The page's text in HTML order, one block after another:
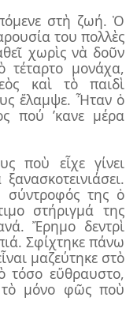
στὴ ζωή. Ὁ
του πολλὲς
χωρὶς νὰ δοῦν
μονάχα,
καὶ τὸ παιδὶ
ἔλαμψε. Ἦταν ὁ
πού ’κανε μέρα
ποὺ εἶχε γίνει
της ὁ
στήριγμά της
Ἔρημο δεντρὶ
Σφίχτηκε πάνω
μαζεύτηκε στὸ
τόσο εὔθραυστο,
μόνο φῶς ποὺ